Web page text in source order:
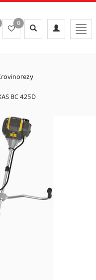
Toggle
navigation
Toggle
search
0
BC 425D